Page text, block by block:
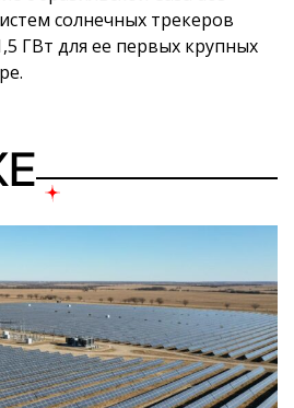
солнечных трекеров
ГВт для ее первых крупных